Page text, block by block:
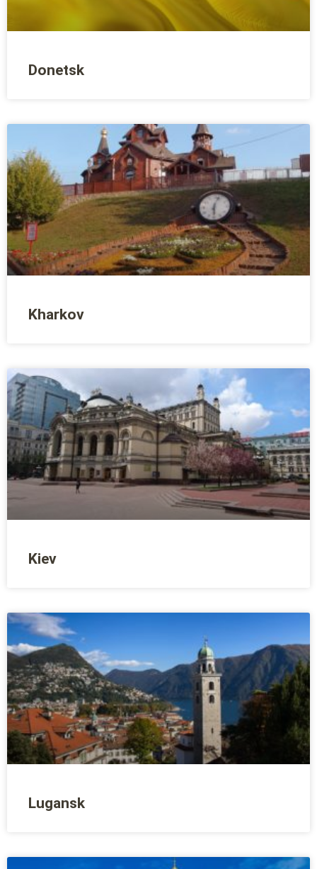
Donetsk
Kharkov
Kiev
Lugansk